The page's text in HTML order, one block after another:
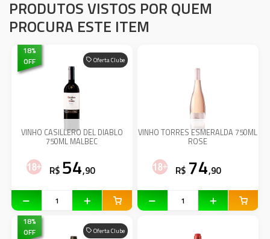
PRODUTOS VISTOS POR QUEM
PROCURA ESTE ITEM
Oferta Clube
18%
OFF
VINHO CASILLERO DEL DIABLO
750ML MALBEC
R$ 54,90
VINHO TORRES ESMERALDA 750ML
ROSE
R$ 74,90
Oferta Clube
18%
OFF